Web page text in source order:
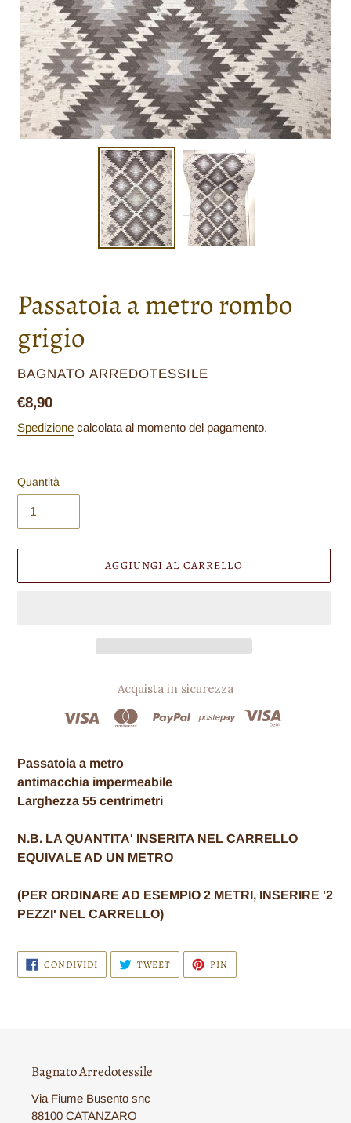
Passatoia a metro rombo
grigio
VENDITORE
BAGNATO ARREDOTESSILE
Prezzo
di
€8,90
Spedizione calcolata al momento del pagamento.
Quantità
AGGIUNGI AL CARRELLO
Acquista in sicurezza
prodotto
nel
carrello
Passatoia a metro
antimacchia impermeabile
Larghezza 55 centrimetri
N.B. LA QUANTITA' INSERITA NEL CARRELLO
EQUIVALE AD UN METRO
(PER ORDINARE AD ESEMPIO 2 METRI, INSERIRE '2
PEZZI' NEL CARRELLO)
CONDIVIDICONDIVIDI
SU
FACEBOOK
TWEET TWITTA
TWITTER
PIN
PINTEREST
Bagnato Arredotessile
Via Fiume Busento snc
88100 CATANZARO